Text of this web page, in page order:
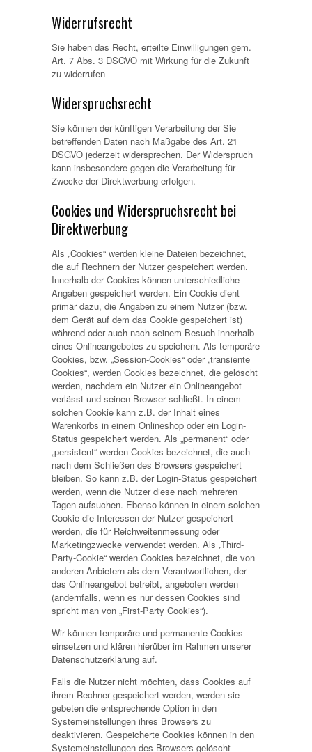
Widerrufsrecht
Sie haben das Recht, erteilte Einwilligungen gem.
Art. 7 Abs. 3 DSGVO mit Wirkung für die Zukunft
zu widerrufen
Widerspruchsrecht
Sie können der künftigen Verarbeitung der Sie
betreffenden Daten nach Maßgabe des Art. 21
DSGVO jederzeit widersprechen. Der Widerspruch
kann insbesondere gegen die Verarbeitung für
Zwecke der Direktwerbung erfolgen.
Cookies und Widerspruchsrecht bei
Direktwerbung
Als „Cookies“ werden kleine Dateien bezeichnet,
die auf Rechnern der Nutzer gespeichert werden.
Innerhalb der Cookies können unterschiedliche
Angaben gespeichert werden. Ein Cookie dient
primär dazu, die Angaben zu einem Nutzer (bzw.
dem Gerät auf dem das Cookie gespeichert ist)
während oder auch nach seinem Besuch innerhalb
eines Onlineangebotes zu speichern. Als temporäre
Cookies, bzw. „Session-Cookies“ oder „transiente
Cookies“, werden Cookies bezeichnet, die gelöscht
werden, nachdem ein Nutzer ein Onlineangebot
verlässt und seinen Browser schließt. In einem
solchen Cookie kann z.B. der Inhalt eines
Warenkorbs in einem Onlineshop oder ein Login-
Status gespeichert werden. Als „permanent“ oder
„persistent“ werden Cookies bezeichnet, die auch
nach dem Schließen des Browsers gespeichert
bleiben. So kann z.B. der Login-Status gespeichert
werden, wenn die Nutzer diese nach mehreren
Tagen aufsuchen. Ebenso können in einem solchen
Cookie die Interessen der Nutzer gespeichert
werden, die für Reichweitenmessung oder
Marketingzwecke verwendet werden. Als „Third-
Party-Cookie“ werden Cookies bezeichnet, die von
anderen Anbietern als dem Verantwortlichen, der
das Onlineangebot betreibt, angeboten werden
(andernfalls, wenn es nur dessen Cookies sind
spricht man von „First-Party Cookies“).
Wir können temporäre und permanente Cookies
einsetzen und klären hierüber im Rahmen unserer
Datenschutzerklärung auf.
Falls die Nutzer nicht möchten, dass Cookies auf
ihrem Rechner gespeichert werden, werden sie
gebeten die entsprechende Option in den
Systemeinstellungen ihres Browsers zu
deaktivieren. Gespeicherte Cookies können in den
Systemeinstellungen des Browsers gelöscht